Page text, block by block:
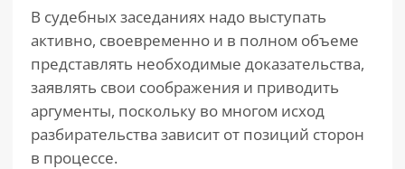
В судебных заседаниях надо выступать
активно, своевременно и в полном объеме
представлять необходимые доказательства,
заявлять свои соображения и приводить
аргументы, поскольку во многом исход
разбирательства зависит от позиций сторон
в процессе.